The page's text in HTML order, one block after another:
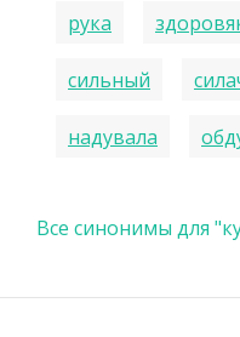
рука
сильный
надувала
Все синонимы для